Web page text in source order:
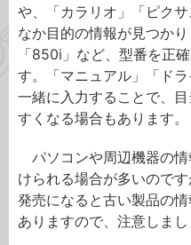
や、「カラリオ」「ピク
なか目的の情報が見つか
「850i」など、型番を正
す。「マニュアル」「ド
一緒に入力することで、
すくなる場合もあります。
パソコンや周辺機器の
けられる場合が多いので
発売になると古い製品の
ありますので、注意しまし